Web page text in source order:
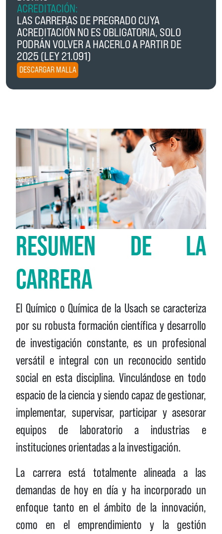
ACREDITACIÓN:
LAS CARRERAS DE PREGRADO CUYA
ACREDITACIÓN NO ES OBLIGATORIA, SOLO
PODRÁN VOLVER A HACERLO A PARTIR DE
2025 (LEY 21.091)
DESCARGAR MALLA
RESUMEN DE LA
CARRERA
El Químico o Química de la Usach se caracteriza
por su robusta formación científica y desarrollo
de investigación constante, es un profesional
versátil e integral con un reconocido sentido
social en esta disciplina. Vinculándose en todo
espacio de la ciencia y siendo capaz de gestionar,
implementar, supervisar, participar y asesorar
equipos de laboratorio a industrias e
instituciones orientadas a la investigación.
La carrera está totalmente alineada a las
demandas de hoy en día y ha incorporado un
enfoque tanto en el ámbito de la innovación,
como en el emprendimiento y la gestión